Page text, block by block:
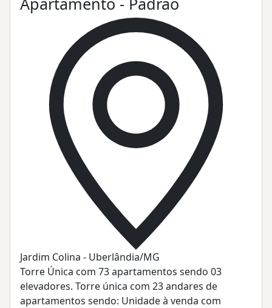
Jardim Colina - Uberlândia/MG
Torre Única com 73 apartamentos sendo 03
elevadores. Torre única com 23 andares de
apartamentos sendo: Unidade à venda com